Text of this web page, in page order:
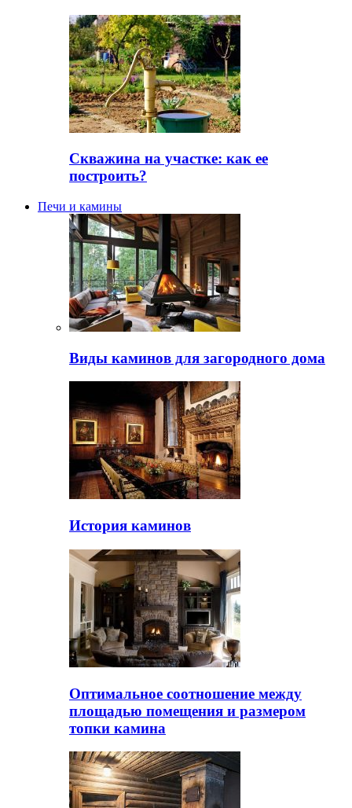
Скважина на участке: как ее
построить?
Печи и камины
Виды каминов для загородного дома
История каминов
Оптимальное соотношение между
площадью помещения и размером
топки камина